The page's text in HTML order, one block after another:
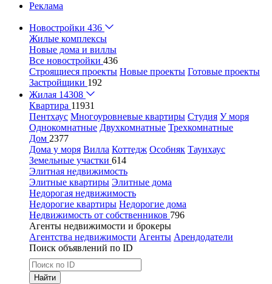
Реклама
Новостройки 436
Жилые комплексы
Новые дома и виллы
Все новостройки 436
Строящиеся проекты Новые проекты Готовые проекты
Застройщики 192
Жилая 14308
Квартира 11931
Пентхаус Многоуровневые квартиры Студия У моря
Однокомнатные Двухкомнатные Трехкомнатные
Дом 2377
Дома у моря Вилла Коттедж Особняк Таунхаус
Земельные участки 614
Элитная недвижимость
Элитные квартиры Элитные дома
Недорогая недвижимость
Недорогие квартиры Недорогие дома
Недвижимость от собственников 796
Агенты недвижимости и брокеры
Агентства недвижимости Агенты Арендодатели
Поиск объявлений по ID
Найти